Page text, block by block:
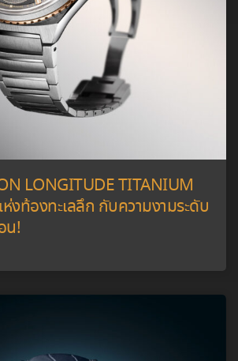
LONGITUDE TITANIUM
ท้องทะเลลึก กับความงามระดับ
น!